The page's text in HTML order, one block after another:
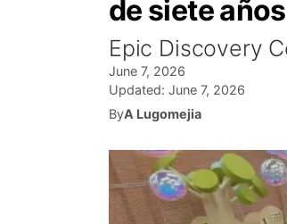
de siete años
Epic Discovery
June 7, 2026
Updated: June 7, 2026
ByA Lugomejia